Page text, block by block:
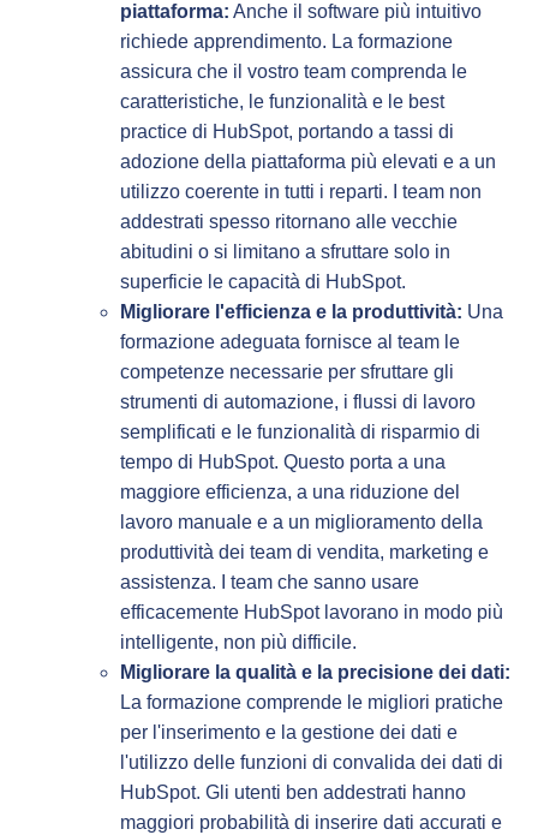
piattaforma: Anche il software più intuitivo
richiede apprendimento. La formazione
assicura che il vostro team comprenda le
caratteristiche, le funzionalità e le best
practice di HubSpot, portando a tassi di
adozione della piattaforma più elevati e a un
utilizzo coerente in tutti i reparti. I team non
addestrati spesso ritornano alle vecchie
abitudini o si limitano a sfruttare solo in
superficie le capacità di HubSpot.
Migliorare l'efficienza e la produttività: Una
formazione adeguata fornisce al team le
competenze necessarie per sfruttare gli
strumenti di automazione, i flussi di lavoro
semplificati e le funzionalità di risparmio di
tempo di HubSpot. Questo porta a una
maggiore efficienza, a una riduzione del
lavoro manuale e a un miglioramento della
produttività dei team di vendita, marketing e
assistenza. I team che sanno usare
efficacemente HubSpot lavorano in modo più
intelligente, non più difficile.
Migliorare la qualità e la precisione dei dati:
La formazione comprende le migliori pratiche
per l'inserimento e la gestione dei dati e
l'utilizzo delle funzioni di convalida dei dati di
HubSpot. Gli utenti ben addestrati hanno
maggiori probabilità di inserire dati accurati e